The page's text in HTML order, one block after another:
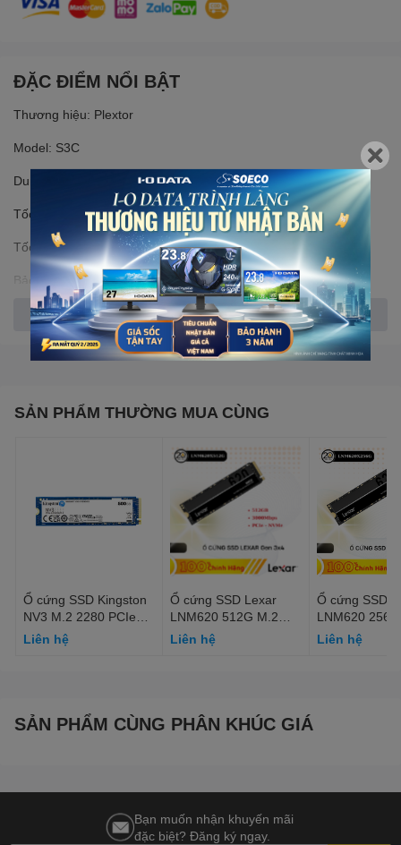
ĐẶC ĐIỂM NỔI BẬT
Thương hiệu: Plextor
Model: S3C
Dung lượng: 512 GB
Tốc độ đọc: 550 Mbp
Tốc độ ghi: 520 Mbp
Bảo hành: 36 tháng
Xem thêm
SẢN PHẨM THƯỜNG MUA CÙNG
Ổ cứng SSD Kingston
NV3 M.2 2280 PCIe
Gen 4.0 NVMe 500G
(SNV3S/500G)
Liên hệ
Ổ cứng SSD Lexar
LNM620 512G M.2
Nvme PCIe Gen3x4 -
LNM620X512G-
Liên hệ
Ổ cứng SSD
LNM620
Nvme PCIe
Liên hệ
SẢN PHẨM CÙNG PHÂN KHÚC GIÁ
Bạn muốn nhận khuyến mãi
đặc biệt? Đăng ký ngay.